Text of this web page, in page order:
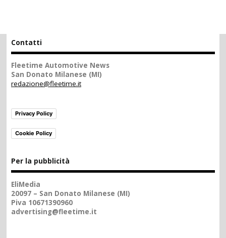
Contatti
Fleetime Automotive News
San Donato Milanese (MI)
redazione@fleetime.it
Privacy Policy
Cookie Policy
Per la pubblicità
EliMedia
20097 – San Donato Milanese (MI)
Piva 10671390960
advertising@fleetime.it